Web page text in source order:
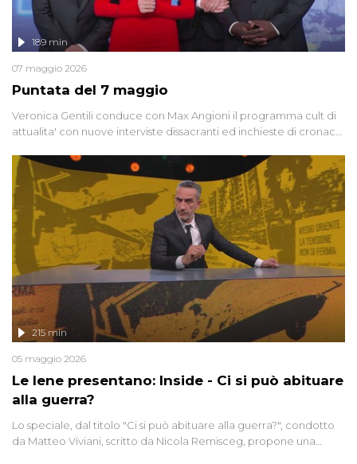
Puntata del 7 maggio
189 min
07 maggio 2026
Veronica Gentili conduce con Max Angioni il programma cult di
attualita' con nuove interviste dissacranti ed inchieste di cronaca
Le Iene presentano: Inside - Ci si può abituare
alla guerra?
215 min
05 maggio 2026
Lo speciale, dal titolo "Ci si può abituare alla guerra?", condotto
da Matteo Viviani, scritto da Nicola Remisceg, propone una